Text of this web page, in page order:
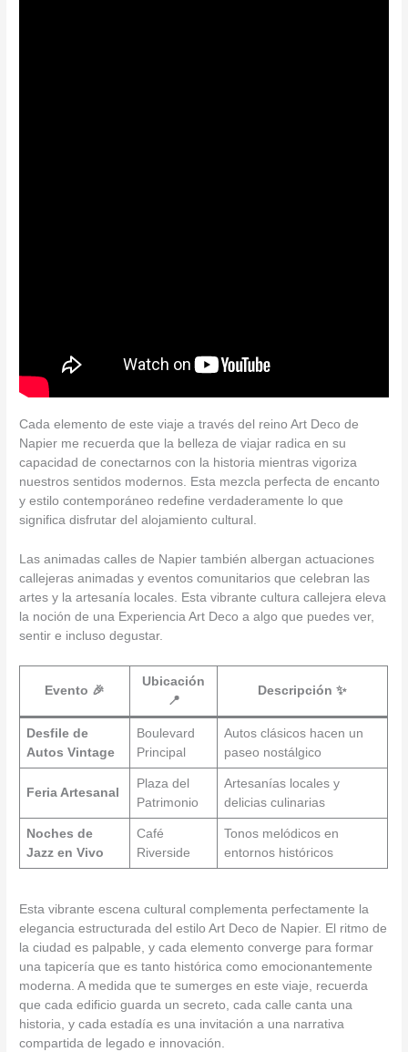
Cada elemento de este viaje a través del reino Art Deco de
Napier me recuerda que la belleza de viajar radica en su
capacidad de conectarnos con la historia mientras vigoriza
nuestros sentidos modernos. Esta mezcla perfecta de encanto
y estilo contemporáneo redefine verdaderamente lo que
significa disfrutar del alojamiento cultural.
Las animadas calles de Napier también albergan actuaciones
callejeras animadas y eventos comunitarios que celebran las
artes y la artesanía locales. Esta vibrante cultura callejera eleva
la noción de una Experiencia Art Deco a algo que puedes ver,
sentir e incluso degustar.
Evento 🎉
Ubicación
📍
Descripción ✨
Desfile de
Autos Vintage
Boulevard
Principal
Autos clásicos hacen un
paseo nostálgico
Feria Artesanal
Plaza del
Patrimonio
Artesanías locales y
delicias culinarias
Noches de
Jazz en Vivo
Café
Riverside
Tonos melódicos en
entornos históricos
Esta vibrante escena cultural complementa perfectamente la
elegancia estructurada del estilo Art Deco de Napier. El ritmo de
la ciudad es palpable, y cada elemento converge para formar
una tapicería que es tanto histórica como emocionantemente
moderna. A medida que te sumerges en este viaje, recuerda
que cada edificio guarda un secreto, cada calle canta una
historia, y cada estadía es una invitación a una narrativa
compartida de legado e innovación.